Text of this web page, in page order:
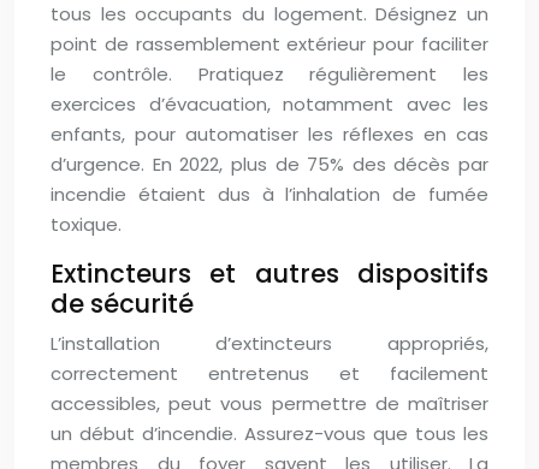
tous les occupants du logement. Désignez un
point de rassemblement extérieur pour faciliter
le contrôle. Pratiquez régulièrement les
exercices d’évacuation, notamment avec les
enfants, pour automatiser les réflexes en cas
d’urgence. En 2022, plus de 75% des décès par
incendie étaient dus à l’inhalation de fumée
toxique.
Extincteurs et autres dispositifs
de sécurité
L’installation d’extincteurs appropriés,
correctement entretenus et facilement
accessibles, peut vous permettre de maîtriser
un début d’incendie. Assurez-vous que tous les
membres du foyer savent les utiliser. La